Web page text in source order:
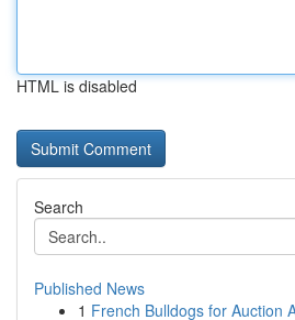
HTML is disabled
Search
Published News
1 French Bulldogs for Auction